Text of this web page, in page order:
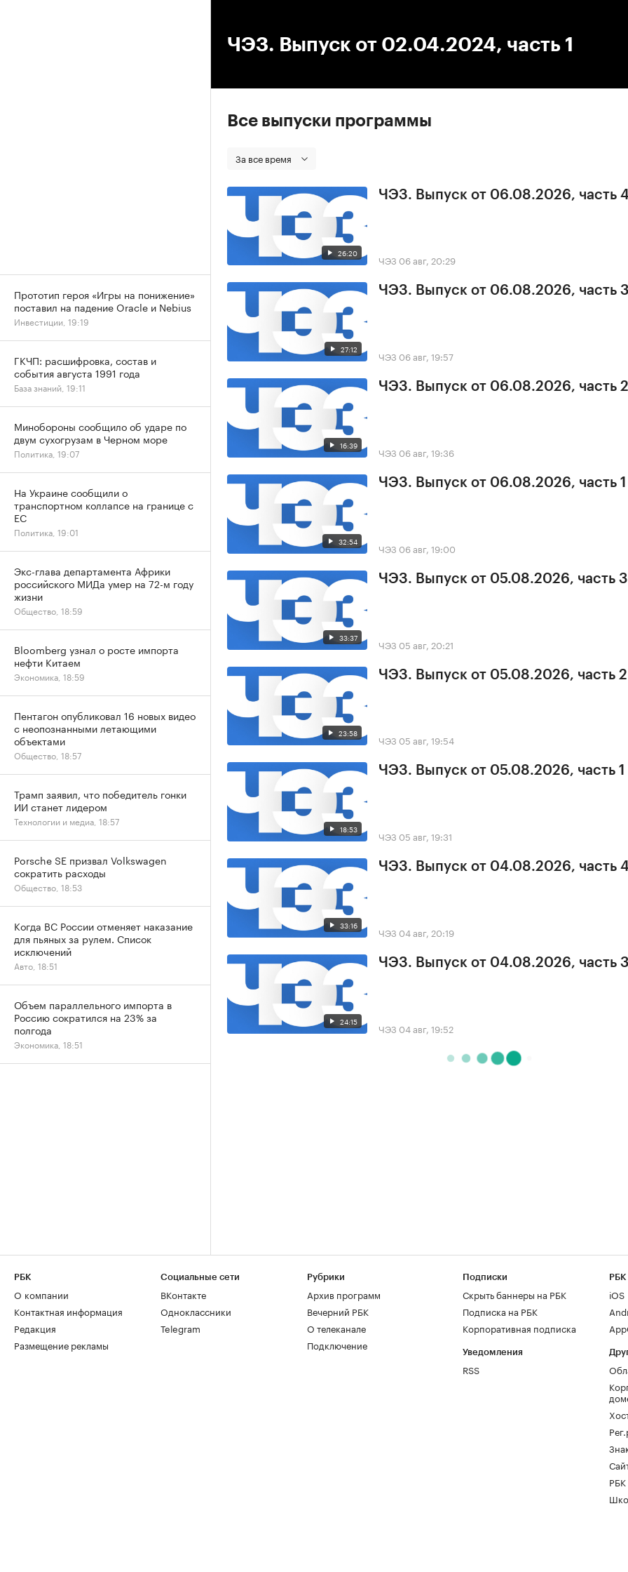
ЧЭЗ. Выпуск от 02.04.2024, часть 1
Все выпуски программы
За все время
26:20
ЧЭЗ. Выпуск от 06.08.2026, часть
ЧЭЗ 06 авг, 20:29
27:12
ЧЭЗ. Выпуск от 06.08.2026, часть
ЧЭЗ 06 авг, 19:57
16:39
ЧЭЗ. Выпуск от 06.08.2026, часть 2
ЧЭЗ 06 авг, 19:36
32:54
ЧЭЗ. Выпуск от 06.08.2026, часть 1
ЧЭЗ 06 авг, 19:00
33:37
ЧЭЗ. Выпуск от 05.08.2026, часть 3
ЧЭЗ 05 авг, 20:21
23:58
ЧЭЗ. Выпуск от 05.08.2026, часть 2
ЧЭЗ 05 авг, 19:54
18:53
ЧЭЗ. Выпуск от 05.08.2026, часть 1
ЧЭЗ 05 авг, 19:31
33:16
ЧЭЗ. Выпуск от 04.08.2026, часть
ЧЭЗ 04 авг, 20:19
24:15
ЧЭЗ. Выпуск от 04.08.2026, часть
ЧЭЗ 04 авг, 19:52
Прототип героя «Игры на понижение»
поставил на падение Oracle и Nebius
Инвестиции, 19:19
ГКЧП: расшифровка, состав и
события августа 1991 года
База знаний, 19:11
Минобороны сообщило об ударе по
двум сухогрузам в Черном море
Политика, 19:07
На Украине сообщили о
транспортном коллапсе на границе с
ЕС
Политика, 19:01
Экс-глава департамента Африки
российского МИДа умер на 72-м году
жизни
Общество, 18:59
Bloomberg узнал о росте импорта
нефти Китаем
Экономика, 18:59
Пентагон опубликовал 16 новых видео
с неопознанными летающими
объектами
Общество, 18:57
Трамп заявил, что победитель гонки
ИИ станет лидером
Технологии и медиа, 18:57
Porsche SE призвал Volkswagen
сократить расходы
Общество, 18:53
Когда ВС России отменяет наказание
для пьяных за рулем. Список
исключений
Авто, 18:51
Объем параллельного импорта в
Россию сократился на 23% за
полгода
Экономика, 18:51
РБК
О компании
Контактная информация
Редакция
Размещение рекламы
Социальные сети
ВКонтакте
Одноклассники
Telegram
Рубрики
Архив программ
Вечерний РБК
О телеканале
Подключение
Подписки
Скрыть баннеры на РБК
Подписка на РБК
Корпоративная подписка
Уведомления
RSS
РБК
iOS